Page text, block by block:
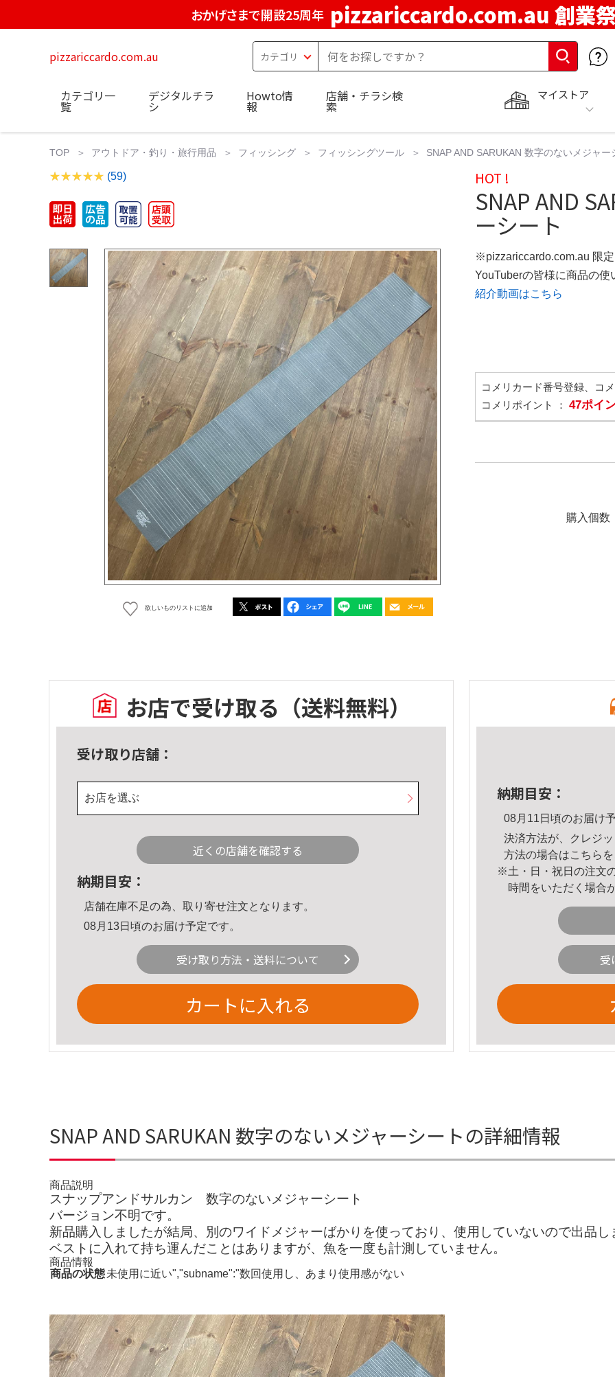
おかげさまで開設25周年 pizzariccardo.com.au 創業
pizzariccardo.com.au
マイストア
カテゴリ一
覧
デジタルチラ
シ
Howto情
報
店舗・チラシ検
索
TOP アウトドア・釣り・旅行用品 フィッシング フィッシングツール SNAP AND SARUKAN 数字のないメジャ
(59)
欲しいものリストに追加
HOT !
SNAP AND
ーシート
※pizzariccardo.com.au 限
YouTuberの皆様に商品の
紹介動画はこちら
コメリカード番号登録、コ
コメリポイント ： 47ポイ
購入個数
お店で受け取る （送料無料）
受け取り店舗：
お店を選ぶ
近くの店舗を確認する
納期目安：
店舗在庫不足の為、取り寄せ注文となります。
08月13日頃のお届け予定です。
受け取り方法・送料について
カートに入れる
納期目安：
08月11日頃のお届け
決済方法が、クレジ
方法の場合はこちら
※土・日・祝日の注文
時間をいただく場合
受
SNAP AND SARUKAN 数字のないメジャーシートの詳細情報
商品説明
スナップアンドサルカン 数字のないメジャーシート
バージョン不明です。
新品購入しましたが結局、別のワイドメジャーばかりを使っており、使用していないので出品し
ベストに入れて持ち運んだことはありますが、魚を一度も計測していません。
商品情報
商品の状態未使用に近い","subname":"数回使用し、あまり使用感がない